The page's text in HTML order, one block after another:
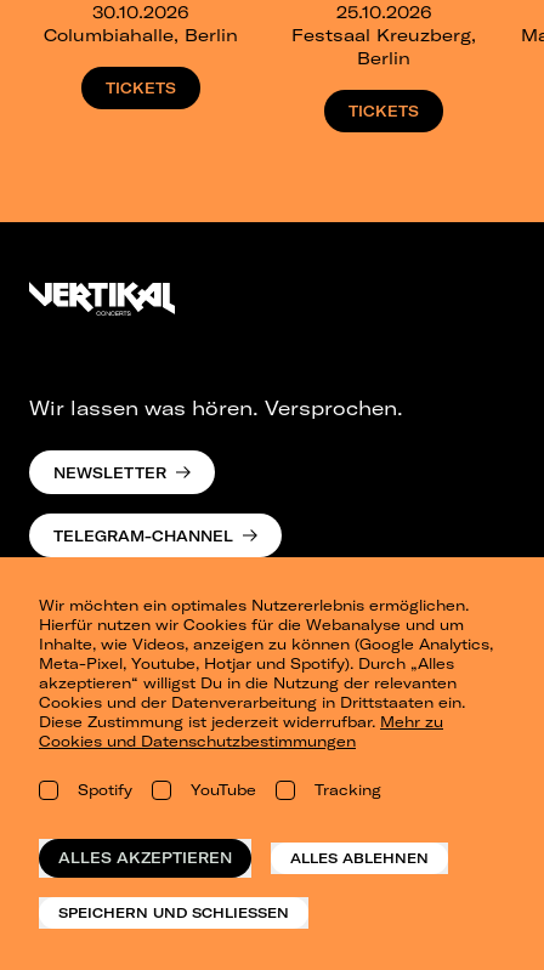
30.10.2026
Columbiahalle, Berlin
TICKETS
25.10.2026
Festsaal Kreuzberg,
Berlin
TICKETS
Wir möchten ein optimales Nutzererlebnis ermöglichen.
Hierfür nutzen wir Cookies für die Webanalyse und um
Inhalte, wie Videos, anzeigen zu können (Google Analytics,
Meta-Pixel, Youtube, Hotjar und Spotify). Durch „Alles
akzeptieren“ willigst Du in die Nutzung der relevanten
Cookies und der Datenverarbeitung in Drittstaaten ein.
Diese Zustimmung ist jederzeit widerrufbar. Mehr zu
Cookies und Datenschutzbestimmungen
Spotify YouTube Tracking
ALLES AKZEPTIEREN ALLES ABLEHNEN
SPEICHERN UND SCHLIESSEN
Wir lassen was hören. Versprochen.
NEWSLETTER
TELEGRAM-CHANNEL
Presse
Berlin
Dresden
Leipzig
Konzertsommer Petersberg
Vergangene Shows
o_team
Datenschutz
Impressum